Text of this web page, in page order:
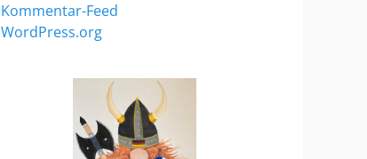
Kommentar-Feed
WordPress.org